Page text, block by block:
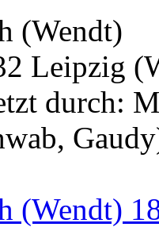
(Wendt)
Leipzig
durch:
(Wendt)